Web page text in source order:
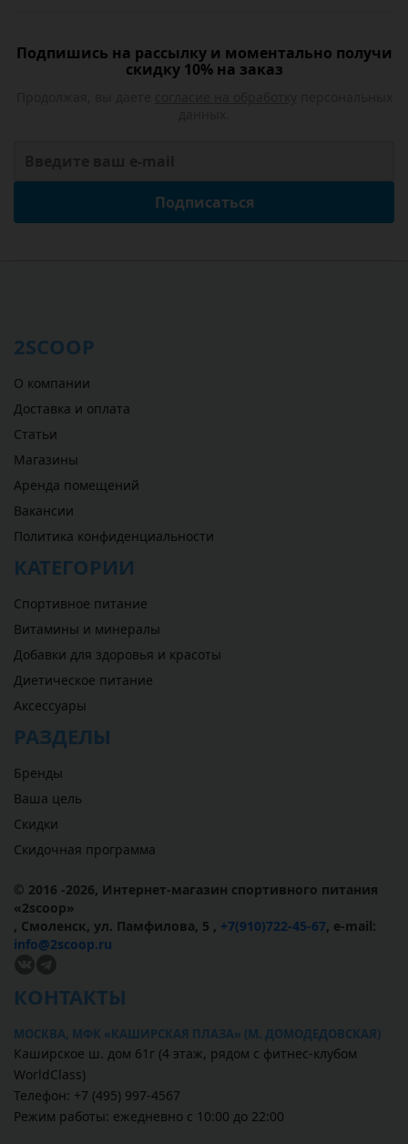
Подпишись на рассылку и моментально получи
скидку 10% на заказ
Подписаться
2SCOOP
О компании
Доставка и оплата
Статьи
Магазины
Аренда помещений
Вакансии
Политика конфиденциальности
КАТЕГОРИИ
Спортивное питание
Витамины и минералы
Добавки для здоровья и красоты
Диетическое питание
Аксессуары
РАЗДЕЛЫ
Бренды
Ваша цель
Скидки
Скидочная программа
© 2016 -2026, Интернет-магазин спортивного питания
«2scoop»
, Смоленск, ул. Памфилова, 5 , +7(910)722-45-67, e-mail:
info@2scoop.ru
КОНТАКТЫ
МОСКВА, МФК «КАШИРСКАЯ ПЛАЗА» (М. ДОМОДЕДОВСКАЯ)
Каширское ш. дом 61г (4 этаж, рядом с фитнес-клубом
WorldClass)
Телефон: +7 (495) 997-4567
Режим работы: ежедневно с 10:00 до 22:00